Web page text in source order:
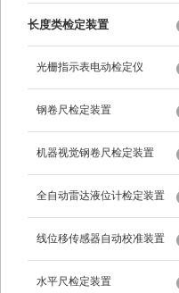
长度类检定装置
光栅指示表电动检定仪
钢卷尺检定装置
机器视觉钢卷尺检定装置
全自动雷达液位计检定装置
线位移传感器自动校准装置
水平尺检定装置